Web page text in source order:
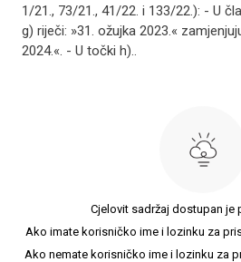
1/21., 73/21., 41/22. i 133/22.): - U
g) riječi: »31. ožujka 2023.«
2024.«. - U točki h)..
Cjelovit sadržaj dostupan je
Ako imate korisničko ime i lozinku za
Ako nemate korisničko ime i lozinku za